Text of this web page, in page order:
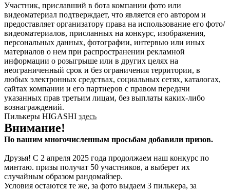
Участник, приславший в бота компании фото или
видеоматериал подтверждает, что является его автором и
предоставляет организатору права на использование его фото/
видеоматериалов, присланных на конкурс, изображения,
персональных данных, фотографии, интервью или иных
материалов о нем при распространении рекламной
информации о розыгрыше или в других целях на
неограниченный срок и без ограничения территории, в
любых электронных средствах, социальных сетях, каталогах,
сайтах компании и его партнеров с правом передачи
указанных прав третьим лицам, без выплаты каких-либо
вознаграждений.
Пилькеры HIGASHI здесь
Внимание!
По вашим многочисленным просьбам добавили призов.
Друзья! С 2 апреля 2025 года продолжаем наш конкурс по
минтаю. призы получат 50 участников, а выберет их
случайным образом рандомайзер.
Условия остаются те же, за фото выдаем 3 пилькера, за